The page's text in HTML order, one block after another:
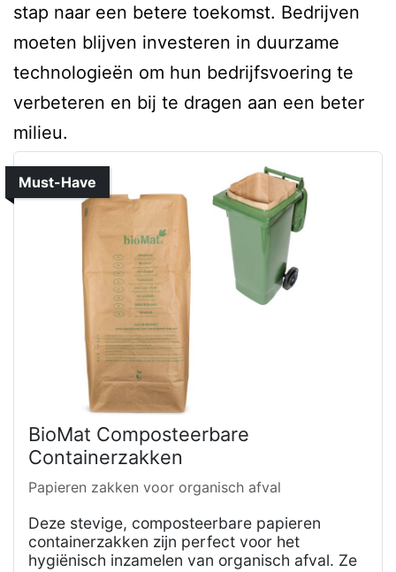
stap naar een betere toekomst. Bedrijven
moeten blijven investeren in duurzame
technologieën om hun bedrijfsvoering te
verbeteren en bij te dragen aan een beter
milieu.
Must-Have
BioMat Composteerbare
Containerzakken
Papieren zakken voor organisch afval
Deze stevige, composteerbare papieren
containerzakken zijn perfect voor het
hygiënisch inzamelen van organisch afval. Ze